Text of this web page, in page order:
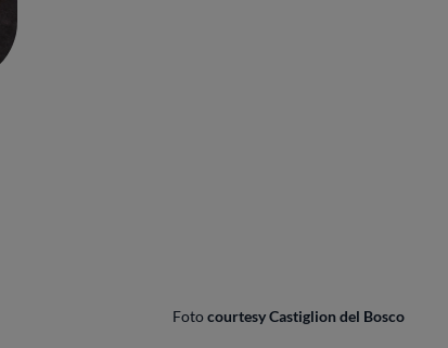
Fotocourtesy Castiglion del Bosco